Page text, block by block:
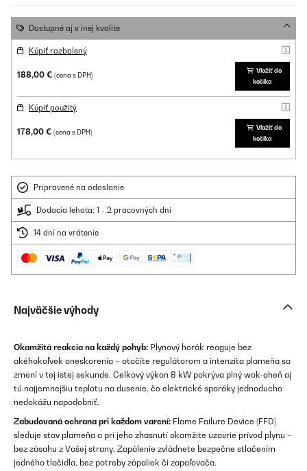
Dostupné aj v inej kvalite
Kúpiť rozbalený
188,00 € (cena s DPH)
Vložiť do
košíka
Kúpiť použitý
178,00 € (cena s DPH)
Vložiť do
košíka
Pripravené na odoslanie
Dodacia lehota: 1 - 2 pracovných dní
14 dní na vrátenie
Najväčšie výhody
Okamžitá reakcia na každý pohyb: Plynový horák reaguje bez
akéhokoľvek oneskorenia – otočíte regulátorom a intenzita plameňa sa
zmení v tej istej sekunde. Celkový výkon 8 kW pokrýva plný wok-oheň aj
tú najjemnejšiu teplotu na dusenie, čo elektrické sporáky jednoducho
nedokážu napodobniť.
Zabudovaná ochrana pri každom varení: Flame Failure Device (FFD)
sleduje stav plameňa a pri jeho zhasnutí okamžite uzavrie prívod plynu –
bez zásahu z Vašej strany. Zapálenie zvládnete bezpečne stlačením
jedného tlačidla, bez potreby zápaliek či zapaľovača.